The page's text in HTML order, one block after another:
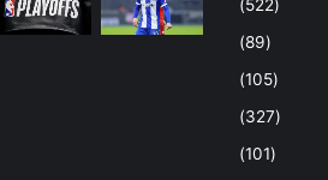
(522)
(89)
(105)
(327)
(101)